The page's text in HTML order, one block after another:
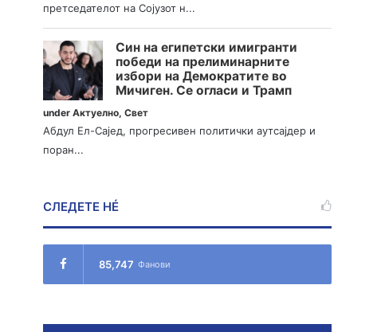
претседателот на Сојузот н...
Син на египетски имигранти
победи на прелиминарните
избори на Демократите во
Мичиген. Се огласи и Трамп
underАктуелно,Свет
Абдул Ел-Сајед, прогресивен политички аутсајдер и
поран...
СЛЕДЕТЕ НÉ
85,747 Фанови